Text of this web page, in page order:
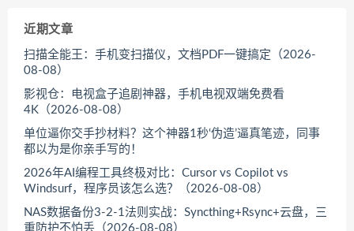
近期文章
扫描全能王：手机变扫描仪，文档PDF一键搞定（2026-
08-08）
影视仓：电视盒子追剧神器，手机电视双端免费看
4K（2026-08-08）
单位逼你交手抄材料？这个神器1秒‘伪造’逼真笔迹，同事
都以为是你亲手写的！
2026年AI编程工具终极对比：Cursor vs Copilot vs
Windsurf，程序员该怎么选？（2026-08-08）
NAS数据备份3-2-1法则实战：Syncthing+Rsync+云盘，三
重防护不怕丢（2026-08-08）